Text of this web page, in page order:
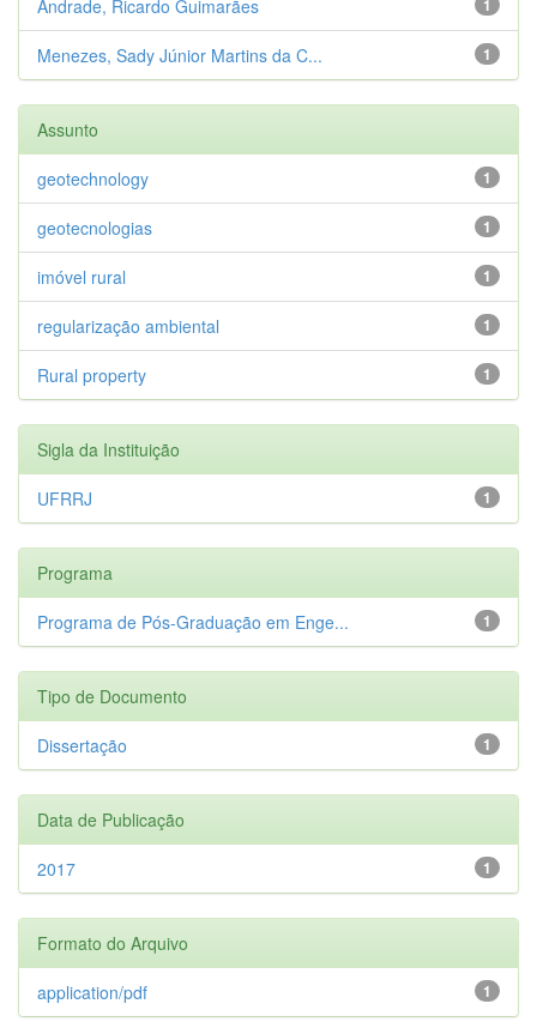
1
Andrade, Ricardo Guimarães
1
Menezes, Sady Júnior Martins da C...
Assunto
1
geotechnology
1
geotecnologias
1
imóvel rural
1
regularização ambiental
1
Rural property
Sigla da Instituição
1
UFRRJ
Programa
1
Programa de Pós-Graduação em Enge...
Tipo de Documento
1
Dissertação
Data de Publicação
1
2017
Formato do Arquivo
1
application/pdf